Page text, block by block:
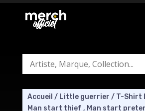
Accueil / Little guerrier / T-Shirt
Man start thief , Man start